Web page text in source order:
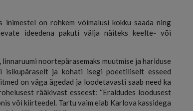
inimestel on rohkem võimalusi kokku saada ning
ideedena pakuti välja näiteks keelte- või
noortepärasemaks muutmise ja hariduse
isikupäraselt ja kohati isegi poeetiliselt esseed
on väga ägedad ja loodetavasti saab need ka
rääkivast esseest: “Eraldudes loodusest
või kiirteedel. Tartu vaim elab Karlova kassidega